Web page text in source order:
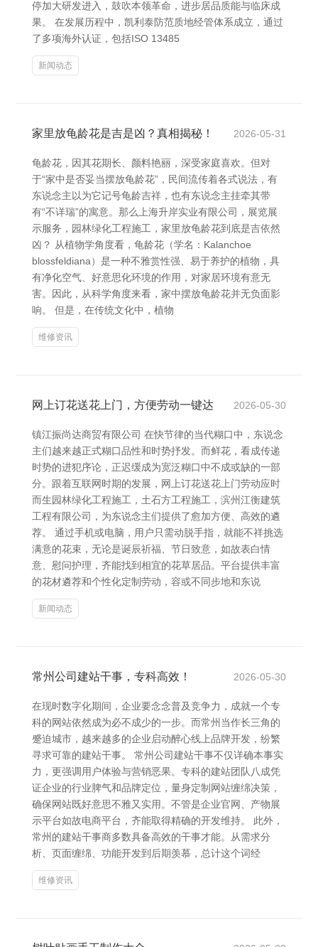
停加大研发进入，鼓吹本领革命，进步居品质能与临床成
果。 在发展历程中，凯利泰防范质地经管体系成立，通过
了多项海外认证，包括ISO 13485
新闻动态
家里放龟龄花是吉是凶？真相揭秘！ 2026-05-31
龟龄花，因其花期长、颜料艳丽，深受家庭喜欢。但对
于“家中是否妥当摆放龟龄花”，民间流传着各式说法，有
东说念主以为它记号龟龄吉祥，也有东说念主挂牵其带
有“不详瑞”的寓意。那么上海升岸实业有限公司，展览展
示服务，园林绿化工程施工，家里放龟龄花到底是吉依然
凶？ 从植物学角度看，龟龄花（学名：Kalanchoe
blossfeldiana）是一种不雅赏性强、易于养护的植物，具
有净化空气、好意思化环境的作用，对家居环境有意无
害。因此，从科学角度来看，家中摆放龟龄花并无负面影
响。 但是，在传统文化中，植物
维修资讯
网上订花送花上门，方便劳动一键达 2026-05-30
镇江振尚达商贸有限公司 在快节律的当代糊口中，东说念
主们越来越正式糊口品性和时势抒发。而鲜花，看成传递
时势的进犯序论，正迟缓成为宽泛糊口中不成或缺的一部
分。跟着互联网时期的发展，网上订花送花上门劳动应时
而生园林绿化工程施工，土石方工程施工，滨州江衡建筑
工程有限公司，为东说念主们提供了愈加方便、高效的遴
荐。 通过手机或电脑，用户只需动脱手指，就能不祥挑选
满意的花束，无论是诞辰祈福、节日致意，如故表白情
意、慰问护理，齐能找到相宜的花草居品。平台提供丰富
的花材遴荐和个性化定制劳动，容或不同步地和东说
新闻动态
常州公司建站干事，专科高效！ 2026-05-30
在现时数字化期间，企业要念念普及竞争力，成就一个专
科的网站依然成为必不成少的一步。而常州当作长三角的
蹙迫城市，越来越多的企业启动醉心线上品牌开发，纷繁
寻求可靠的建站干事。 常州公司建站干事不仅详确本事实
力，更强调用户体验与营销恶果。专科的建站团队八成凭
证企业的行业脾气和品牌定位，量身定制网站缠绵决策，
确保网站既好意思不雅又实用。不管是企业官网、产物展
示平台如故电商平台，齐能取得精确的开发维持。 此外，
常州的建站干事商多数具备高效的干事才能。从需求分
析、页面缠绵、功能开发到后期羡慕，总计这个词经
维修资讯